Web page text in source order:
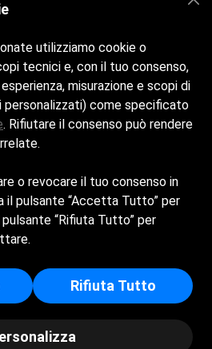
Il Bar Contatti
S.R.L. - Sede Legale: VIA
- RAVENNA (RA) - Capitale
- Numero REA: RA -
190239
-Cookie policy-Privacy
Policy
utilizziamo cookie o
tecnici e, con il tuo consenso,
misurazione e scopi di
personalizzati) come specificato
. Rifiutare il consenso può rendere
o revocare il tuo consenso in
il pulsante “Accetta Tutto” per
“Rifiuta Tutto” per
Rifiuta Tutto